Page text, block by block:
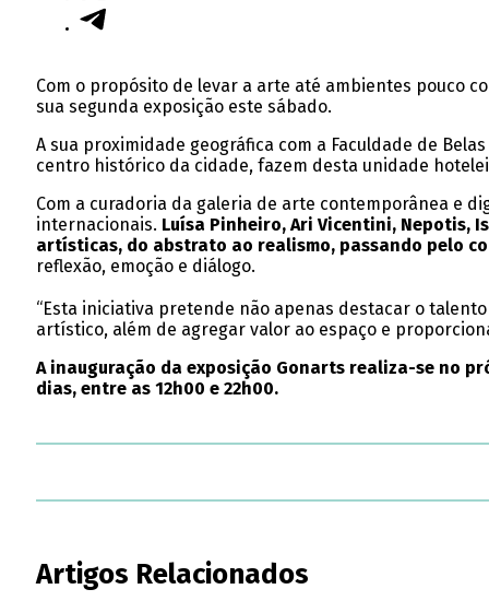
Com o propósito de levar a arte até ambientes pouco
sua segunda exposição este sábado.
A sua proximidade geográfica com a Faculdade de
centro histórico da cidade, fazem desta unidade
Com a curadoria da galeria de arte contemporânea e
internacionais. Luísa Pinheiro, Ari Vicentini, Nepotis,
artísticas, do abstrato ao realismo, passando pelo
reflexão, emoção e diálogo.
“Esta iniciativa pretende não apenas destacar o
artístico, além de agregar valor ao espaço e
A inauguração da exposição Gonarts realiza-se no
dias, entre as 12h00 e 22h00.
Artigos Relacionados